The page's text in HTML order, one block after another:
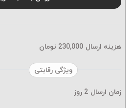
نخ
بدون
زتا
ویژگی رقابتی
هزینه ارسال 230,000 تومان
زمان ارسال 2 روز